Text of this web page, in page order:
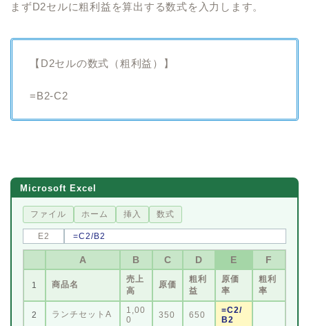
まずD2セルに粗利益を算出する数式を入力します。
【D2セルの数式（粗利益）】
=B2-C2
Microsoft Excel
ファイル ホーム 挿入 数式
E2 =C2/B2
A B C D E F
1 商品名
売上
高
原価
粗利
益
原価
率
粗利
率
2 ランチセットA
1,00
0
350 650
=C2/
B2